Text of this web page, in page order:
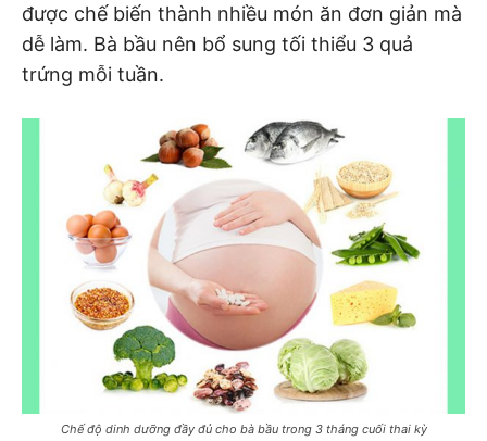
được chế biến thành nhiều món ăn đơn giản mà
dễ làm. Bà bầu nên bổ sung tối thiểu 3 quả
trứng mỗi tuần.
Chế độ dinh dưỡng đầy đủ cho bà bầu trong 3 tháng cuối thai kỳ